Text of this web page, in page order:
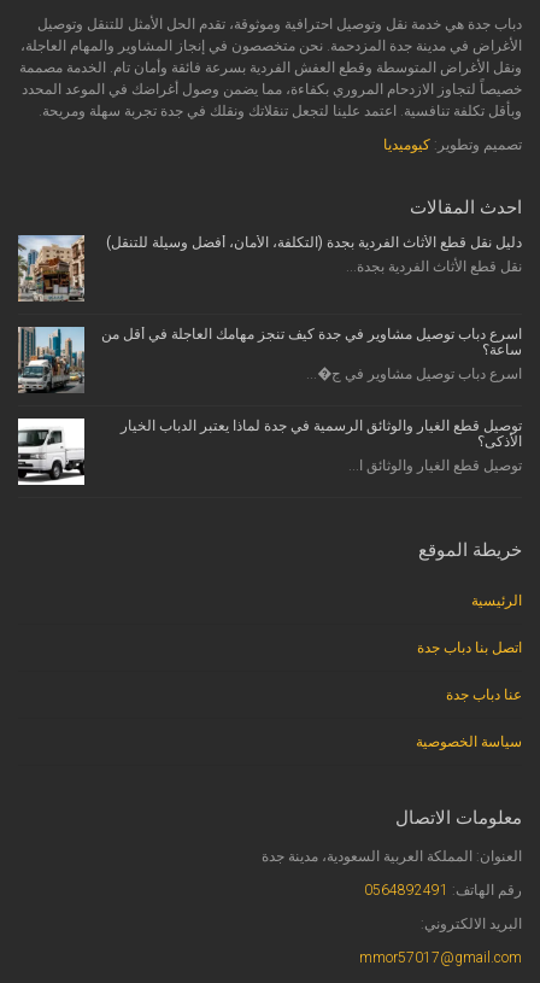
دباب جدة هي خدمة نقل وتوصيل احترافية وموثوقة، تقدم الحل الأمثل للتنقل وتوصيل
الأغراض في مدينة جدة المزدحمة. نحن متخصصون في إنجاز المشاوير والمهام العاجلة،
ونقل الأغراض المتوسطة وقطع العفش الفردية بسرعة فائقة وأمان تام. الخدمة مصممة
خصيصاً لتجاوز الازدحام المروري بكفاءة، مما يضمن وصول أغراضك في الموعد المحدد
وبأقل تكلفة تنافسية. اعتمد علينا لتجعل تنقلاتك ونقلك في جدة تجربة سهلة ومريحة.
تصميم وتطوير: كيوميديا
احدث المقالات
دليل نقل قطع الأثاث الفردية بجدة (التكلفة، الأمان، أفضل وسيلة للتنقل)
نقل قطع الأثاث الفردية بجدة...
اسرع دباب توصيل مشاوير في جدة كيف تنجز مهامك العاجلة في أقل من
ساعة؟
اسرع دباب توصيل مشاوير في ج�...
توصيل قطع الغيار والوثائق الرسمية في جدة لماذا يعتبر الدباب الخيار
الأذكى؟
توصيل قطع الغيار والوثائق ا...
خريطة الموقع
الرئيسية
اتصل بنا دباب جدة
عنا دباب جدة
سياسة الخصوصية
معلومات الاتصال
العنوان: المملكة العربية السعودية، مدينة جدة
رقم الهاتف: 0564892491
البريد الالكتروني:
mmor57017@gmail.com